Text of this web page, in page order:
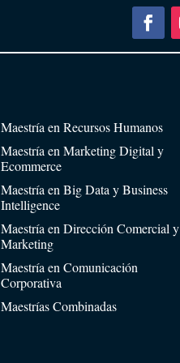
Maestría en Recursos Humanos
Maestría en Marketing Digital y
Ecommerce
Maestría en Big Data y Business
Intelligence
Maestría en Dirección Comercial y
Marketing
Maestría en Comunicación
Corporativa
Maestrías Combinadas